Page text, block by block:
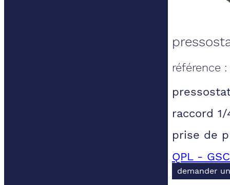
référence
raccord 1/
prise de
QPL -
demander